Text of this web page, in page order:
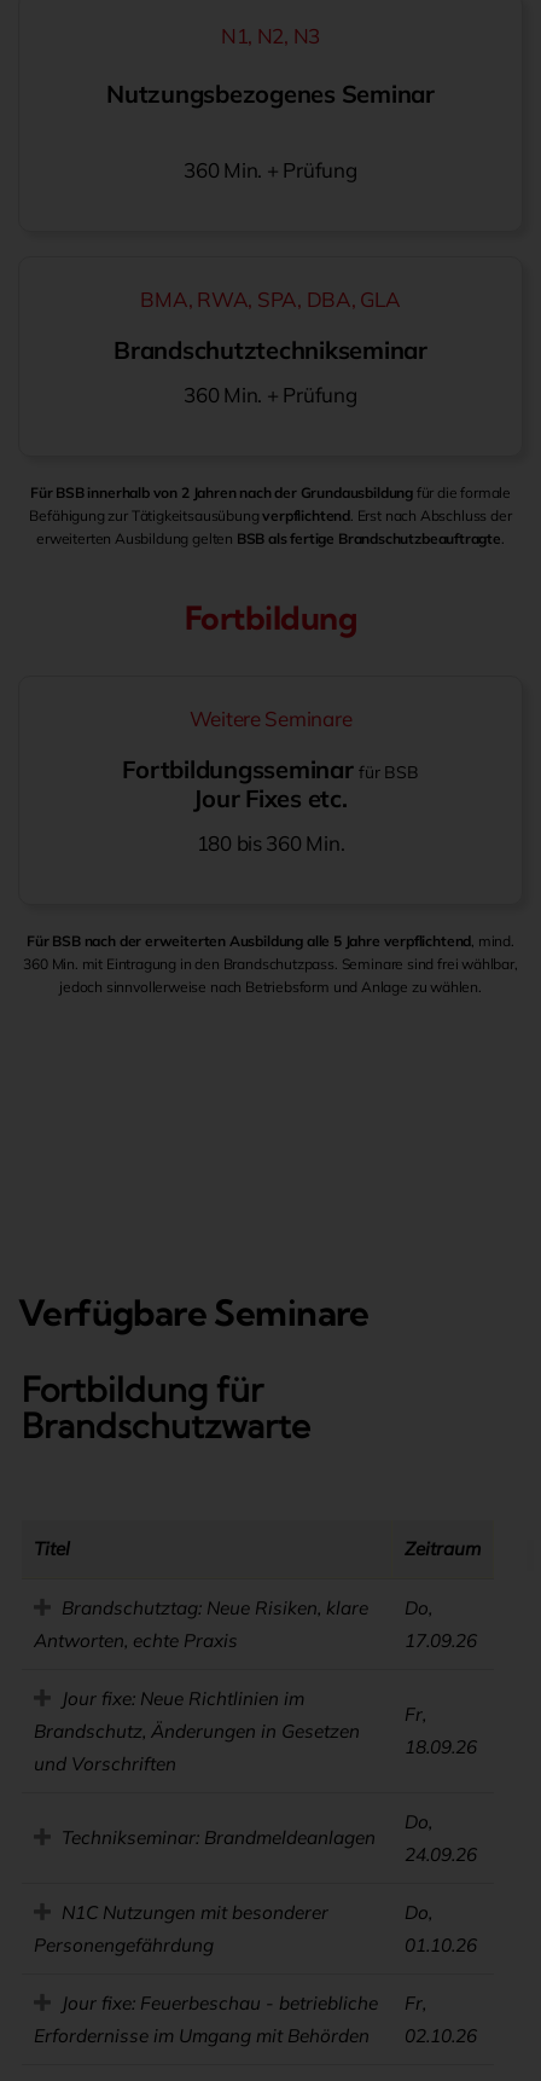
N1, N2, N3
Nutzungsbezogenes Seminar
360 Min. + Prüfung
BMA, RWA, SPA, DBA, GLA
Brandschutztechnikseminar
360 Min. + Prüfung
Für BSB innerhalb von 2 Jahren nach der Grundausbildung für die formale
Befähigung zur Tätigkeitsausübungverpflichtend . Erst nach Abschluss der
erweiterten Ausbildung gelten BSB als fertige Brandschutzbeauftragte
Fortbildung
Weitere Seminare
Fortbildungsseminarfür BSB
Jour Fixes etc.
180 bis 360 Min.
Für BSB nach der erweiterten Ausbildung alle 5 Jahre verpflichtend , mind.
360 Min. mit Eintragung in den Brandschutzpass. Seminare sind frei wählbar,
jedoch sinnvollerweise nach Betriebsform und Anlage zu wählen.
Verfügbare Seminare